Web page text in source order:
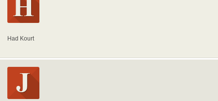
Had Kourt